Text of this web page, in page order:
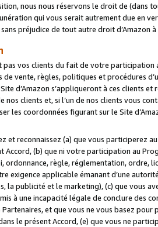
nous nous réservons le droit de (dans
qui vous serait autrement due en
préjudice de tout autre droit
pas vos clients du fait de votre
de vente, règles, politiques et procédures
d’Amazon s’appliqueront à ces clients
nos clients et, si l’un de nos clients vous
les coordonnées figurant sur le Site
et reconnaissez (a) que vous participerez
Accord, (b) que ni votre participation au
ordonnance, règle, réglementation, ordre,
exigence applicable émanant d’une
la publicité et le marketing), (c) que vous
à une incapacité légale de conclure des
et que vous ne vous basez
le présent Accord, (e) que vous ne